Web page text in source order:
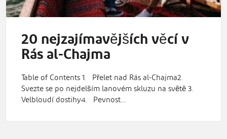
20 nejzajímavějších věcí v
Rás al-Chajma
Table of Contents 1. Přelet nad Rás al-Chajma2.
Svezte se po nejdelším lanovém skluzu na světě 3.
Velbloudí dostihy4. Pevnost…